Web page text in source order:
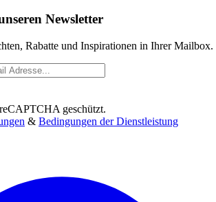
Newsletter
Rabatte und Inspirationen in Ihrer Mailbox.
geschützt.
& Bedingungen der Dienstleistung